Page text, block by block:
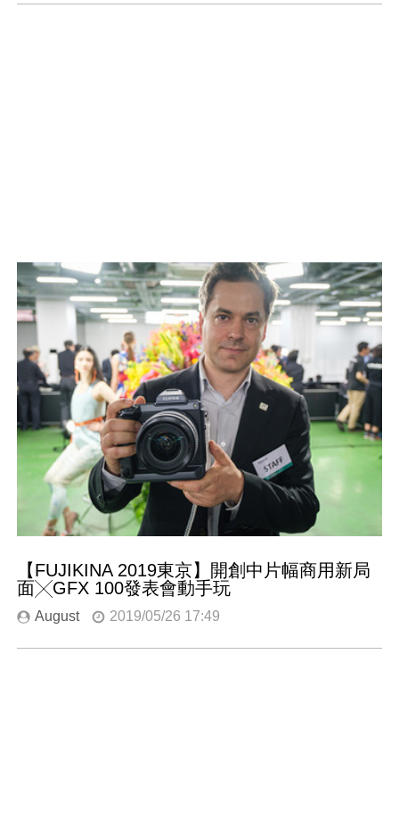
【FUJIKINA 2019東京】開創中片幅商用新局
面╳GFX 100發表會動手玩
August 2019/05/26 17:49